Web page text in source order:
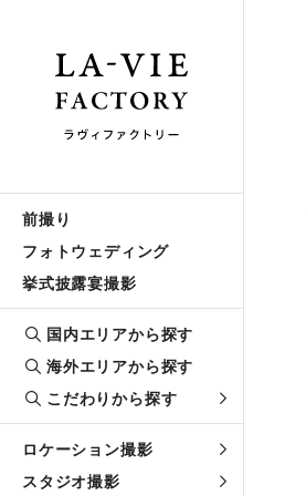
前撮り
フォトウェディング
挙式披露宴撮影
国内エリアから探す
海外エリアから探す
こだわりから探す
ロケーション撮影
スタジオ撮影